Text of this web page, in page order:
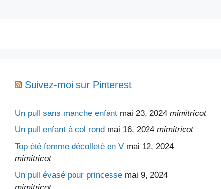
Suivez-moi sur Pinterest
Un pull sans manche enfant mai 23, 2024 mimitricot
Un pull enfant à col rond mai 16, 2024 mimitricot
Top été femme décolleté en V mai 12, 2024
mimitricot
Un pull évasé pour princesse mai 9, 2024